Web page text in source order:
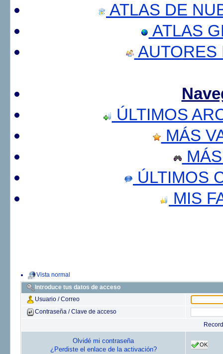
ATLAS DE
ATLAS
AUTORES
ÚLTIMOS
MÁS
ÚLTIMOS
MIS
Vista normal
Introduce tus datos de acceso
Usuario / Correo
Contraseña / Clave de acceso
Olvidé mi contraseña
¿Perdiste el enlace de la activación?
OK